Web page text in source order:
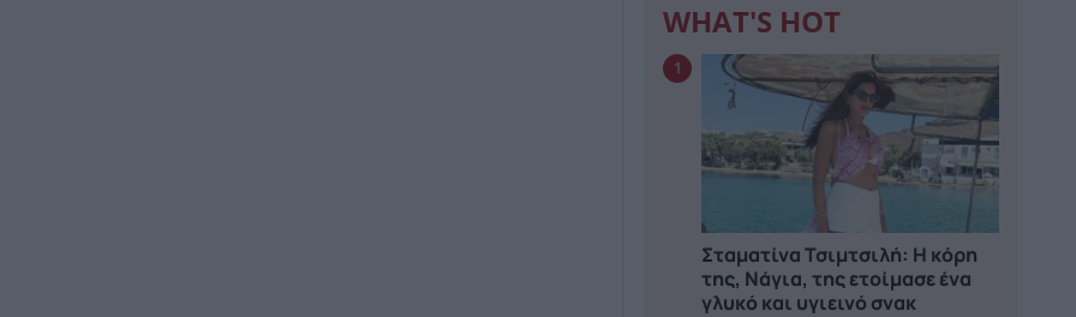
WHAT'S HOT
1
Σταματίνα Τσιμτσιλή: Η κόρη
της, Νάγια, της ετοίμασε ένα
γλυκό και υγιεινό σνακ